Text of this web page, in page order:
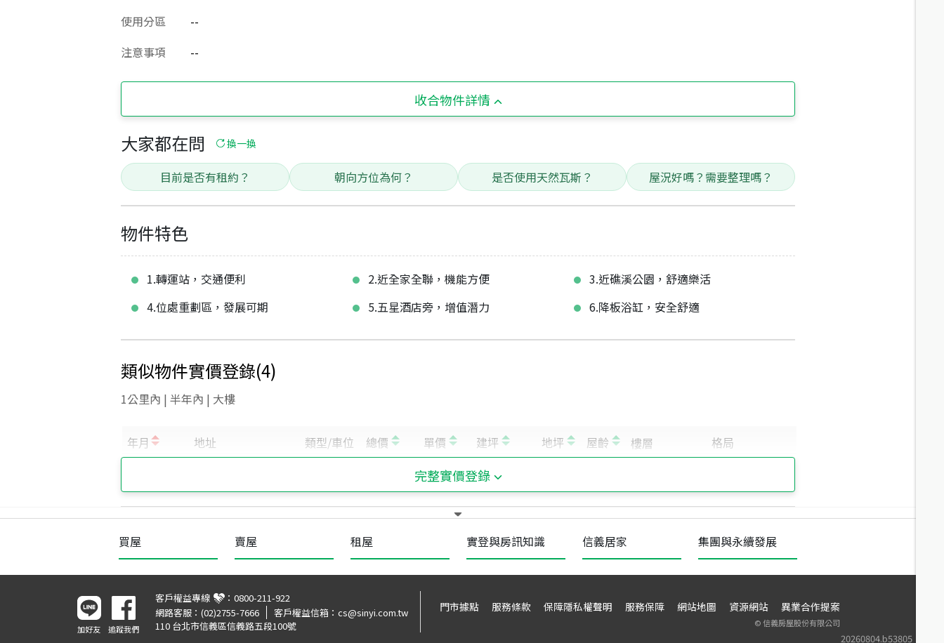
使用分區
--
注意事項
--
收合物件詳情
大家都在問 換一換
目前是否有租約？ 朝向方位為何？ 是否使用天然瓦斯？ 屋況好嗎？需要整理嗎？
物件特色
1.轉運站，交通便利 2.近全家全聯，機能方便
3.近礁溪公園，舒適樂活
4.位處重劃區，發展可期
5.五星酒店旁，增值潛力 6.降板浴缸，安全舒適
類似物件實價登錄(4)
1公里內 | 半年內 | 大樓
完整實價登錄
買屋 賣屋 租屋 實登與房訊知識 信義居家 集團與永續發展
20260804.b53805
加好友 追蹤我們
客戶權益專線 ： 0800-211-922
網路客服： (02)2755-7666 客戶權益信箱： cs@sinyi.com.tw
110 台北市信義區信義路五段100號
門市據點 服務條款 保障隱私權聲明 服務保障 網站地圖 資源網站 異業合作提案
©信義房屋股份有限公司